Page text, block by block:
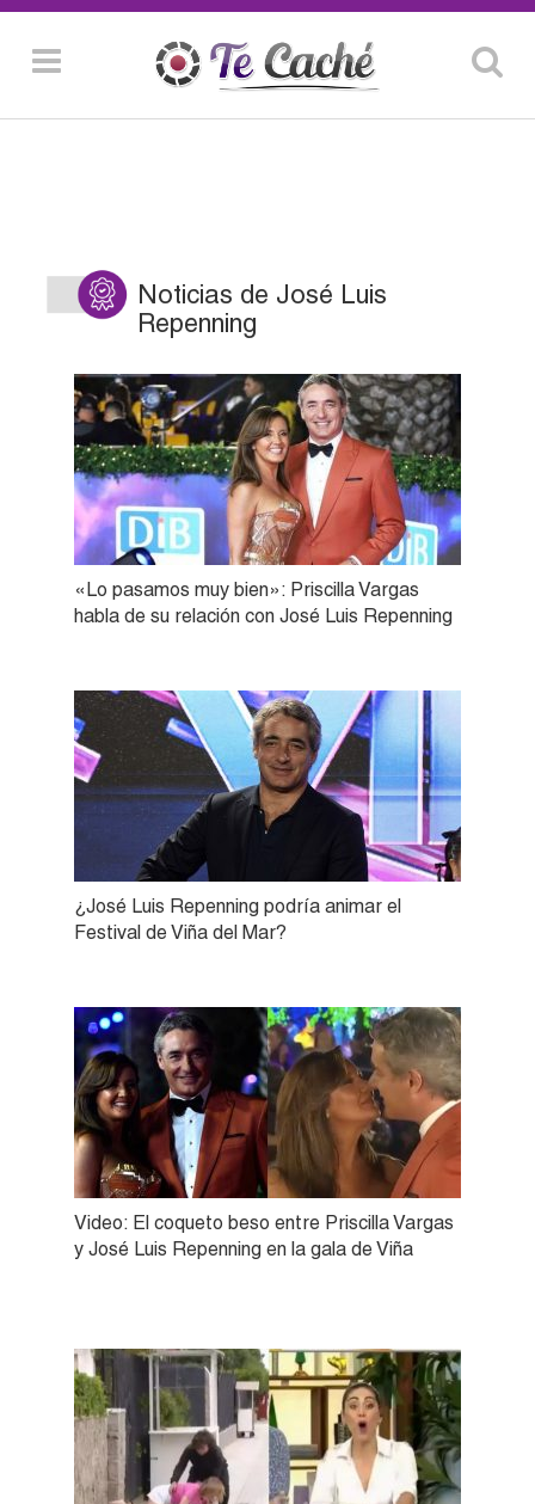
Noticias de José Luis
Repenning
«Lo pasamos muy bien»: Priscilla Vargas
habla de su relación con José Luis Repenning
¿José Luis Repenning podría animar el
Festival de Viña del Mar?
Video: El coqueto beso entre Priscilla Vargas
y José Luis Repenning en la gala de Viña